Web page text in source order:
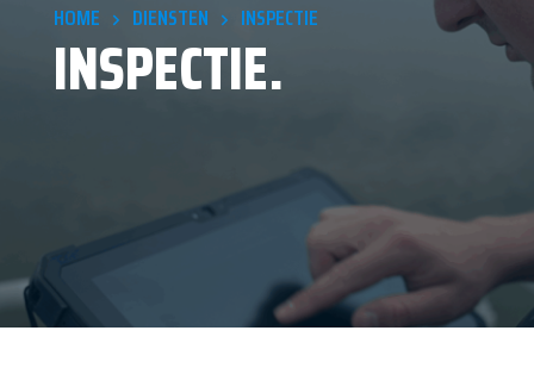
HOME DIENSTEN INSPECTIE
INSPECTIE.